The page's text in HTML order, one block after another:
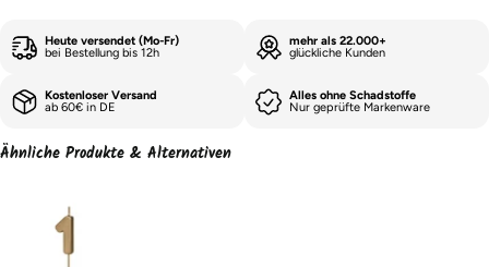
Heute versendet (Mo-Fr)
bei Bestellung bis 12h
mehr als 22.000+
glückliche Kunden
Kostenloser Versand
ab 60€ in DE
Alles ohne Schadstoffe
Nur geprüfte Markenware
Ähnliche Produkte & Alternativen